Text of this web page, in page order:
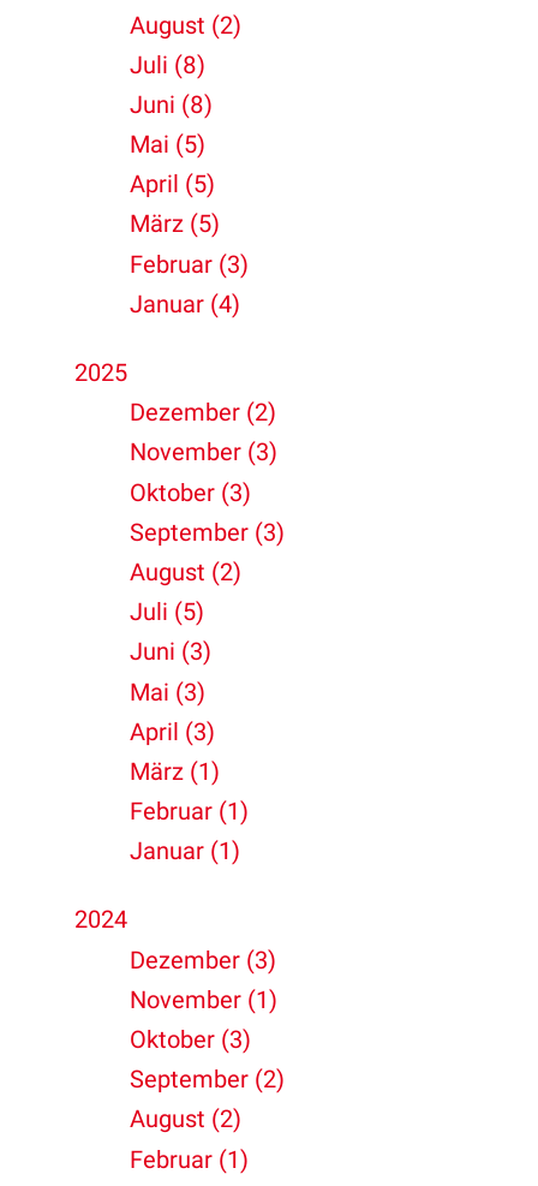
August (2)
Juli (8)
Juni (8)
Mai (5)
April (5)
März (5)
Februar (3)
Januar (4)
2025
Dezember (2)
November (3)
Oktober (3)
September (3)
August (2)
Juli (5)
Juni (3)
Mai (3)
April (3)
März (1)
Februar (1)
Januar (1)
2024
Dezember (3)
November (1)
Oktober (3)
September (2)
August (2)
Februar (1)